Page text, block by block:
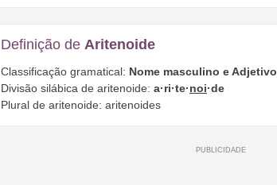
Definição de Aritenoide
Classificação gramatical: Nome masculino e Adjetivo
Divisão silábica de aritenoide: a·ri·te·noi·de
Plural de aritenoide: aritenoides